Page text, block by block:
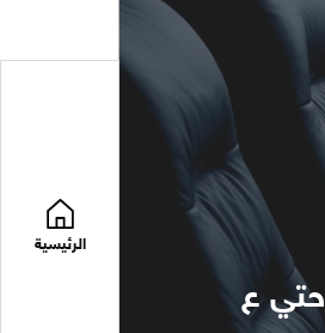
الرئيسية
مجلة المستقبل العربي تتضمن مواضعات في مجال العلوم السياسية ابتدا من ع7-1979 حتي ع